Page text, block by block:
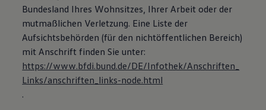
Bundesland Ihres Wohnsitzes, Ihrer Arbeit oder der
mutmaßlichen Verletzung. Eine Liste der
Aufsichtsbehörden (für den nichtöffentlichen Bereich)
mit Anschrift finden Sie unter:
https://www.bfdi.bund.de/DE/Infothek/Anschriften_
Links/anschriften_links-node.html
.